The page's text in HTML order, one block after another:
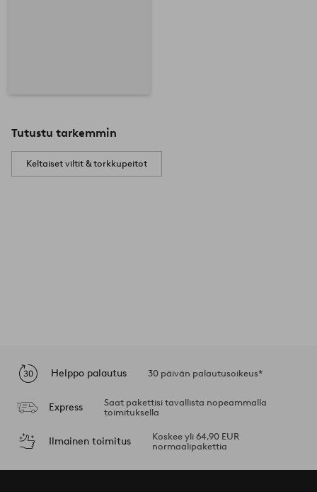
Tutustu tarkemmin
Keltaiset viltit & torkkupeitot
Helppo palautus 30 päivän palautusoikeus*
Express
Saat pakettisi tavallista nopeammalla
toimituksella
Ilmainen toimitus
Koskee yli 64,90 EUR
normaalipakettia